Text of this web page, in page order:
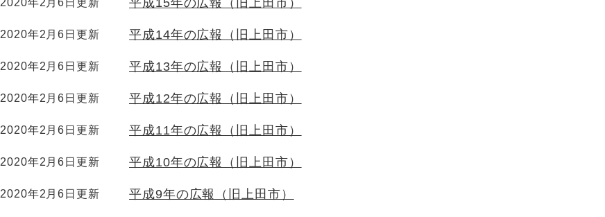
2020年2月6日更新 平成14年の広報（旧上田市）
2020年2月6日更新 平成13年の広報（旧上田市）
2020年2月6日更新 平成12年の広報（旧上田市）
2020年2月6日更新 平成11年の広報（旧上田市）
2020年2月6日更新 平成10年の広報（旧上田市）
2020年2月6日更新 平成9年の広報（旧上田市）